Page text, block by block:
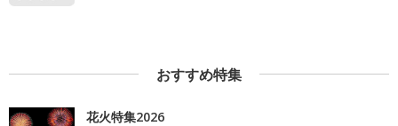
おすすめ特集
花火特集2026